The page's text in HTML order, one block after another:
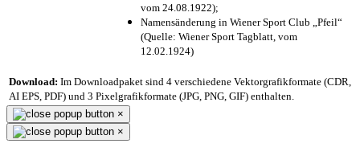
vom 24.08.1922);
Namensänderung in Wiener Sport Club „Pfeil“
(Quelle: Wiener Sport Tagblatt, vom
12.02.1924)
Download: Im Downloadpaket sind 4 verschiedene Vektorgrafikformate (CDR,
AI EPS, PDF) und 3 Pixelgrafikformate (JPG, PNG, GIF) enthalten.
×
×